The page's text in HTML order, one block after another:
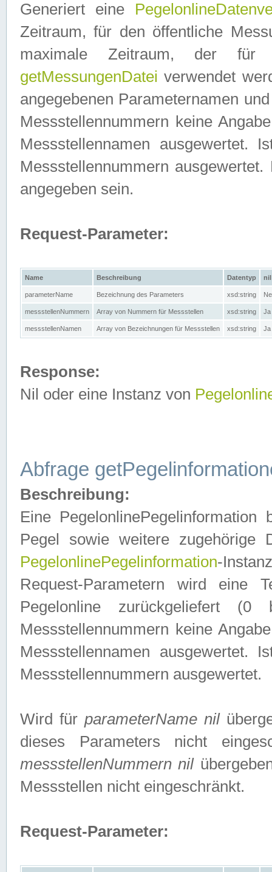
Generiert eine
Zeitraum, für den öffentliche
maximale Zeitraum, der
getMessungenDatei verwendet
angegebenen Parameternamen
Messstellennummern keine
Messstellennamen ausgewertet.
Messstellennummern
angegeben sein.
Request-Parameter:
Name Beschreibung Datentyp nil
parameterName Bezeichnung des Parameters xsd:string
messstellenNummern Array von Nummern für Messstellen xsd:string Ja
messstellenNamen Array von Bezeichnungen für Messstellen xsd:string Ja
Response:
Nil oder eine Instanz von
Abfrage
Beschreibung:
Eine
Pegel sowie weitere zugehörige
PegelonlinePegelinformation-
Request-Parametern wird eine
Pegelonline zurückgeliefert
Messstellennummern keine
Messstellennamen ausgewertet.
Messstellennummern ausgewertet.
Wird fürparameterName nil
dieses Parameters nicht
messstellenNummern nil
Messstellen nicht eingeschränkt.
Request-Parameter: